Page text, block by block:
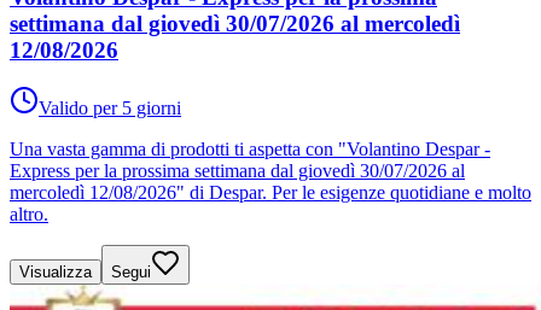
settimana dal giovedì 30/07/2026 al mercoledì
12/08/2026
Valido per 5 giorni
Una vasta gamma di prodotti ti aspetta con "Volantino Despar -
Express per la prossima settimana dal giovedì 30/07/2026 al
mercoledì 12/08/2026" di Despar. Per le esigenze quotidiane e molto
altro.
Visualizza Segui